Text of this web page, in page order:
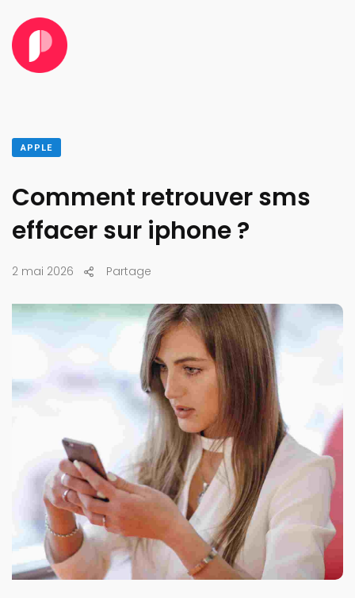
APPLE
Comment retrouver sms
effacer sur iphone ?
2 mai 2026 Partage